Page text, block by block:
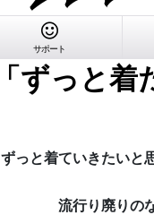
「ずっと着
ずっと着ていきたいと
流行り廃りの
サポート